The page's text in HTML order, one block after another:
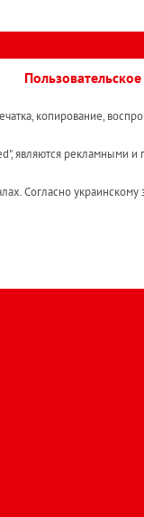
копирование,
являются рекламными и
Согласно украинскому